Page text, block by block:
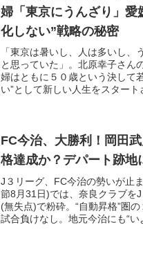
婦「東京にうんざり」愛
化しない”戦略の秘密
「東京は暑いし、人は多いし、
と思っていた」。北原幸子さん
婦はともに５０歳という決して
い”として新しい人生をスタート
FC今治、大勝利！岡田
格達成か？デパート跡地
J３リーグ、FC今治の勢いが止
節8月31日)では、奈良クラブを
(無失点)で粉砕。“自動昇格”圏
試合負けなし。地元今治にも“い